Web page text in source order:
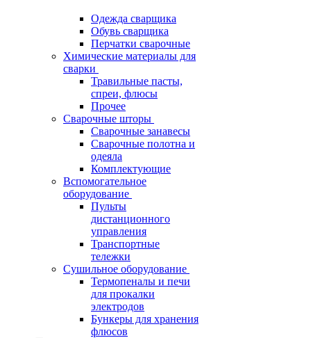
Одежда сварщика
Обувь сварщика
Перчатки сварочные
Химические материалы для
сварки
Травильные пасты,
спреи, флюсы
Прочее
Сварочные шторы
Сварочные занавесы
Сварочные полотна и
одеяла
Комплектующие
Вспомогательное
оборудование
Пульты
дистанционного
управления
Транспортные
тележки
Сушильное оборудование
Термопеналы и печи
для прокалки
электродов
Бункеры для хранения
флюсов